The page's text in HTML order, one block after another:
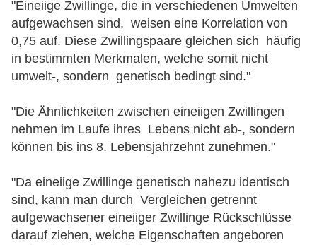
"Eineiige Zwillinge, die in verschiedenen Umwelten
aufgewachsen sind, weisen eine Korrelation von
0,75 auf. Diese Zwillingspaare gleichen sich häufig
in bestimmten Merkmalen, welche somit nicht
umwelt-, sondern genetisch bedingt sind."
"Die Ähnlichkeiten zwischen eineiigen Zwillingen
nehmen im Laufe ihres Lebens nicht ab-, sondern
können bis ins 8. Lebensjahrzehnt zunehmen."
"Da eineiige Zwillinge genetisch nahezu identisch
sind, kann man durch Vergleichen getrennt
aufgewachsener eineiiger Zwillinge Rückschlüsse
darauf ziehen, welche Eigenschaften angeboren